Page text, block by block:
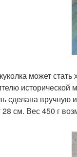
может
исторической
сделана вручную
28 см. Вес 450 г